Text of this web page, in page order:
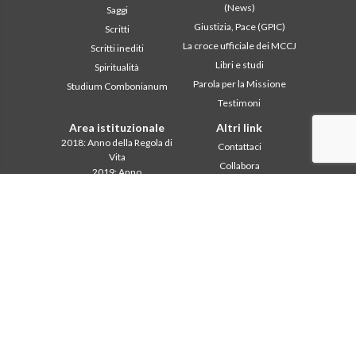
Saggi
Scritti
Scritti inediti
Spiritualità
Studium Combonianum
(News)
Giustizia, Pace (GPIC)
La croce ufficiale dei MCCJ
Libri e studi
Parola per la Missione
Testimoni
Area istituzionale
2018: Anno della Regola di
Vita
2019: Anno
Altri link
Contattaci
Collabora